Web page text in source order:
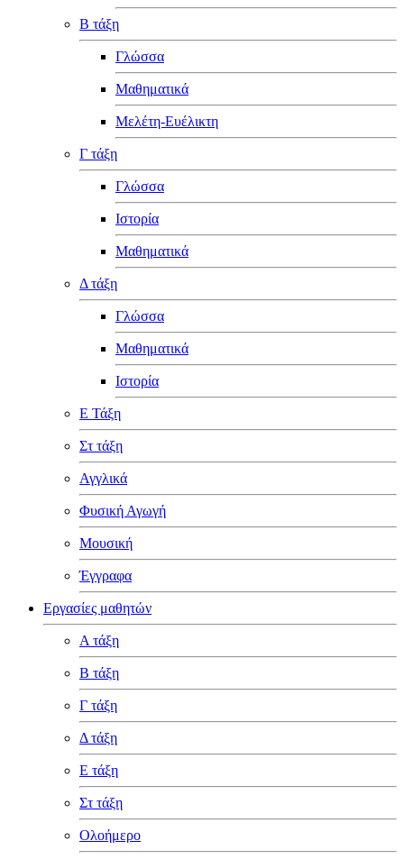
Β τάξη
Γλώσσα
Μαθηματικά
Μελέτη-Ευέλικτη
Γ τάξη
Γλώσσα
Ιστορία
Μαθηματικά
Δ τάξη
Γλώσσα
Μαθηματικά
Ιστορία
Ε Τάξη
Στ τάξη
Αγγλικά
Φυσική Αγωγή
Μουσική
Έγγραφα
Εργασίες μαθητών
Α τάξη
Β τάξη
Γ τάξη
Δ τάξη
Ε τάξη
Στ τάξη
Ολοήμερο